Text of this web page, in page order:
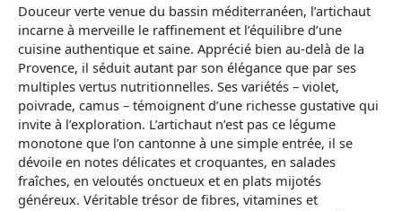
Douceur verte venue du bassin méditerranéen, l’artichaut
incarne à merveille le raffinement et l’équilibre d’une
cuisine authentique et saine. Apprécié bien au-delà de la
Provence, il séduit autant par son élégance que par ses
multiples vertus nutritionnelles. Ses variétés – violet,
poivrade, camus – témoignent d’une richesse gustative qui
invite à l’exploration. L’artichaut n’est pas ce légume
monotone que l’on cantonne à une simple entrée, il se
dévoile en notes délicates et croquantes, en salades
fraîches, en veloutés onctueux et en plats mijotés
généreux. Véritable trésor de fibres, vitamines et